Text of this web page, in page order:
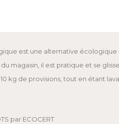
est une alternative écologique
magasin, il est pratique et se
kg de provisions, tout en étant
par ECOCERT